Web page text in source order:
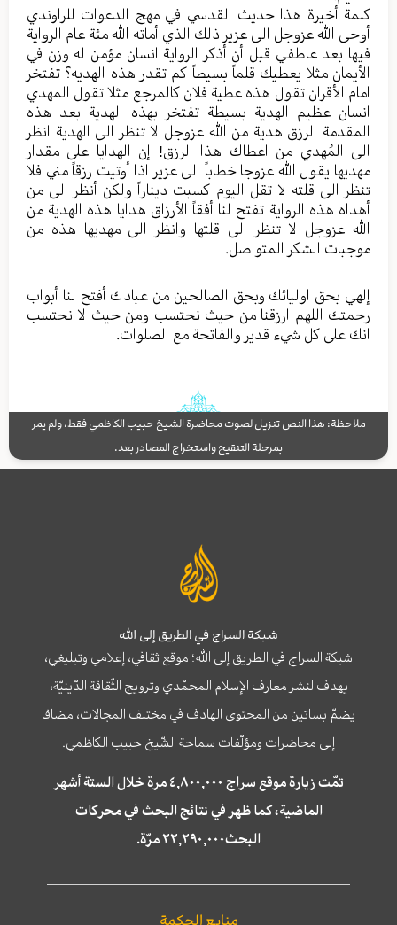
كلمة أخيرة هذا حديث القدسي في مهج الدعوات للراوندي
أوحى الله عزوجل الى عزير ذلك الذي أماته الله مئة عام الرواية
فيها بعد عاطفي قبل أن أذكر الرواية انسان مؤمن له وزن في
الأيمان مثلا يعطيك قلماً بسيطاً كم تقدر هذه الهديه؟ تفتخر
امام الأقران تقول هذه عطية فلان كالمرجع مثلا تقول المهدي
انسان عظيم الهدية بسيطة تفتخر بهذه الهدية بعد هذه
المقدمة الرزق هدية من الله عزوجل لا تنظر الى الهدية انظر
الى المُهدي من اعطاك هذا الرزق! إن الهدايا على مقدار
مهديها يقول الله عزوجا خطاباً الى عزير اذا أوتيت رزقاً مني فلا
تنظر الى قلته لا تقل اليوم كسبت ديناراً ولكن أنظر الى من
أهداه هذه الرواية تفتح لنا أفقاً الأرزاق هدايا هذه الهدية من
الله عزوجل لا تنظر الى قلتها وانظر الى مهديها هذه من
موجبات الشكر المتواصل.
إلهي بحق اوليائك وبحق الصالحين من عبادك أفتح لنا أبواب
رحمتك اللهم ارزقنا من حيث نحتسب ومن حيث لا نحتسب
انك على كل شيء قدير والفاتحة مع الصلوات.
ملاحظة: هذا النص تنزيل لصوت محاضرة الشيخ حبيب الكاظمي فقط، ولم يمر
بمرحلة التنقيح واستخراج المصادر بعد.
شبكة السراج في الطريق إلى الله
شبكة السراج في الطريق إلى الله؛ موقع ثقافي، إعلامي وتبليغي،
يهدف لنشر معارف الإسلام المحمّدي وترويج الثّقافة الدّينيّة،
يضمّ بساتين من المحتوى الهادف في مختلف المجالات، مضافا
إلى محاضرات ومؤلّفات سماحة الشّيخ حبيب الكاظمي.
تمّت زيارة موقع سراج ٤,٨٠٠,٠٠٠ مرة خلال الستة أشهر
الماضية، كما ظهر في نتائج البحث في محركات
البحث٢٢,٢٩٠,٠٠٠ مرّة.